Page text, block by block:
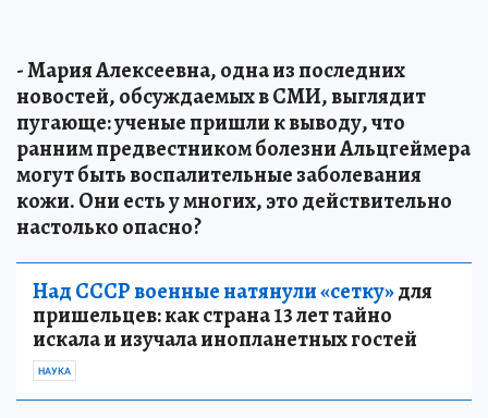
- Мария Алексеевна, одна из последних
новостей, обсуждаемых в СМИ, выглядит
пугающе: ученые пришли к выводу, что
ранним предвестником болезни Альцгеймера
могут быть воспалительные заболевания
кожи. Они есть у многих, это действительно
настолько опасно?
Над СССР военные натянули «сетку»для
пришельцев: как страна 13 лет тайно
искала и изучала инопланетных гостей
НАУКА